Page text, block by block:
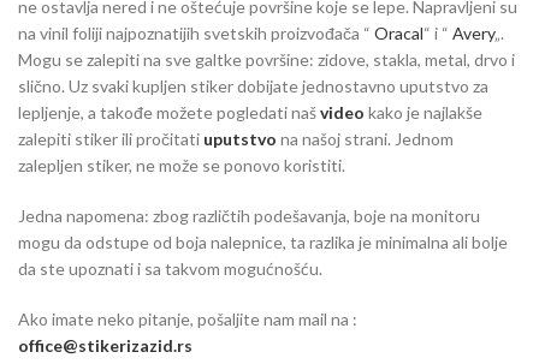
ne ostavlja nered i ne oštećuje površine koje se lepe. Napravljeni su
na vinil foliji najpoznatijih svetskih proizvođača “ Oracal“ i “ Avery„.
Mogu se zalepiti na sve galtke površine: zidove, stakla, metal, drvo i
slično. Uz svaki kupljen stiker dobijate jednostavno uputstvo za
lepljenje, a takođe možete pogledati našvideo kako je najlakše
zalepiti stiker ili pročitati uputstvo na našoj strani. Jednom
zalepljen stiker, ne može se ponovo koristiti.
Jedna napomena: zbog različtih podešavanja, boje na monitoru
mogu da odstupe od boja nalepnice, ta razlika je minimalna ali bolje
da ste upoznati i sa takvom mogućnošću.
Ako imate neko pitanje, pošaljite nam mail na :
office@stikerizazid.rs